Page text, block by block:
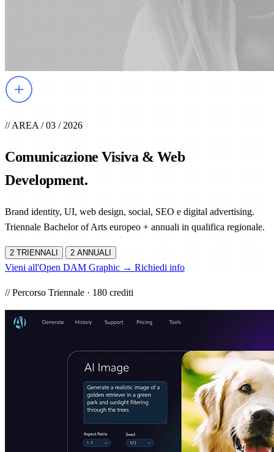
// AREA / 03 / 2026
Comunicazione Visiva & Web
Development.
Brand identity, UI, web design, social, SEO e digital advertising.
Triennale Bachelor of Arts europeo + annuali in qualifica regionale.
2 TRIENNALI 2 ANNUALI
Vieni all'Open DAM Graphic → Richiedi info
// Percorso Triennale · 180 crediti